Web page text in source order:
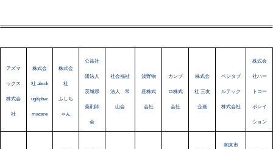
アズマ
ックス
株式会
社
株式会
社 abcdr
ug&phar
macare
株式会
社
ふしち
ゃん
公益社
団法人
茨城県
薬剤師
会
社会福祉
法人 常
山会
浅野物
産株式
会社
カンプ
ロ株式
会社
株式会
社 三友
企画
ベジタブ
ルテック
株式会社
株式会
社ハー
トコー
ポレイ
ション
潮来市